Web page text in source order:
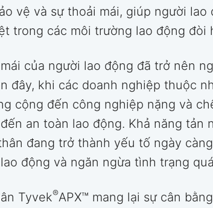
vệ và sự thoải mái, giúp người lao
trong các môi trường lao động đòi
của người lao động đã trở nên
đây, khi các doanh nghiệp thuộc
cộng đến công nghiệp nặng và
an toàn lao động. Khả năng tản
đang trở thành yếu tố ngày
động và ngăn ngừa tình trạng
Tyvek®APX™ mang lại sự cân